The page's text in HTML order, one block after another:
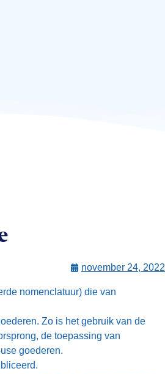
november 24, 2022
nomenclatuur) die van
Zo is het gebruik van de
de toepassing van
goederen.